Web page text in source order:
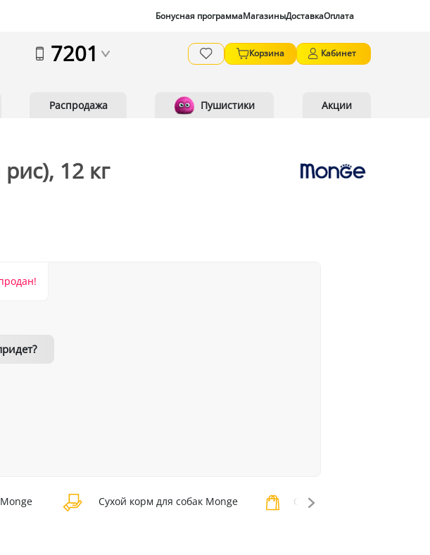
Бонусная программаМагазиныДоставкаОплата
7201 Корзина Кабинет
Распродажа Пушистики Акции
12 кг
Сухой корм для собак Monge Сухой корм для собак